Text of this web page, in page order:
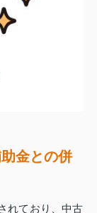
金との併
れており、中古